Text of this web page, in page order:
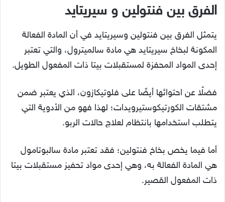
الفرق بين فنتولين و سيريتايد
يتمثل الفرق بين فنتولين وسيريتايد في أن المادة الفعالة
المكونة لبخاخ سيريتايد هي مادة سالميترول، والتي تعتبر
إحدى المواد المحفزة لمستقبلات بيتا ذات المفعول الطويل.
فضلًا عن احتوائها أيضًا على فلوتيكازون، الذي يعتبر ضمن
مشتقات الكورتيكوستيرويدات؛ لهذا فهو من الأدوية التي
يتطلب استخدامها بانتظام لعلاج حالات الربو.
أما فيما يخص بخاخ فنتولين؛ فقد تعتبر مادة سالبوتامول
هي المادة الفعالة به، وهي إحدى مواد تحفيز مستقبلات بيتا
ذات المفعول القصير.